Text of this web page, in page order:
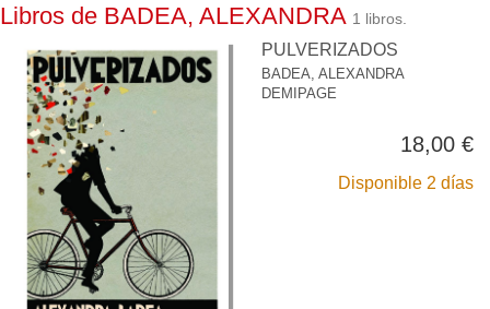
Libros de BADEA, ALEXANDRA 1 libros.
PULVERIZADOS
BADEA, ALEXANDRA
DEMIPAGE
18,00 €
Disponible 2 días